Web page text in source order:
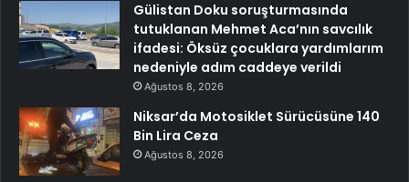
Gülistan Doku soruşturmasında
tutuklanan Mehmet Aca’nın savcılık
ifadesi: Öksüz çocuklara yardımlarım
nedeniyle adım caddeye verildi
Ağustos 8, 2026
Niksar’da Motosiklet Sürücüsüne 140
Bin Lira Ceza
Ağustos 8, 2026